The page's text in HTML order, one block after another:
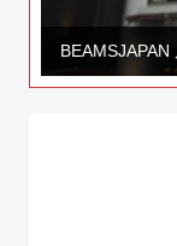
BEAMSJAPAN